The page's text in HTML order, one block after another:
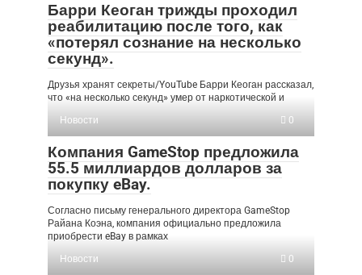
Барри Кеоган трижды проходил
реабилитацию после того, как
«потерял сознание на несколько
секунд».
Друзья хранят секреты/YouTube Барри Кеоган рассказал,
что «на несколько секунд» умер от наркотической и
Новости
0
Компания GameStop предложила
55.5 миллиардов долларов за
покупку eBay.
Согласно письму генерального директора GameStop
Райана Коэна, компания официально предложила
приобрести eBay в рамках
Новости
0